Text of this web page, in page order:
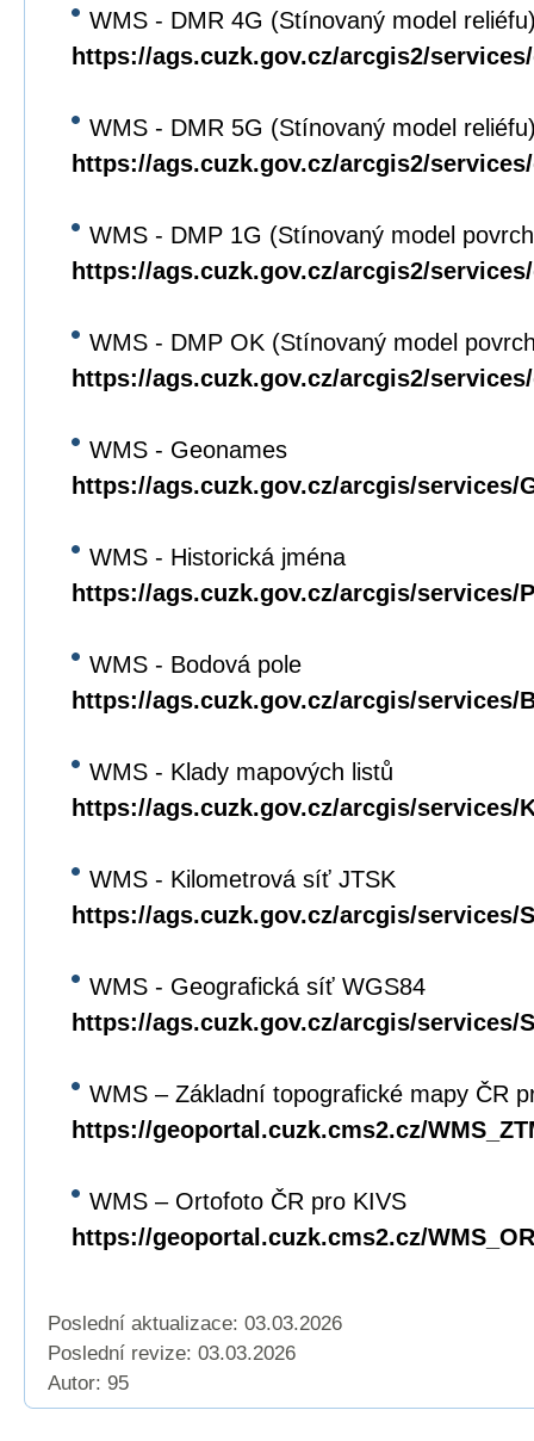
WMS - DMR 4G (Stínovaný model
https://ags.cuzk.gov.cz/arcgis2/
WMS - DMR 5G (Stínovaný model
https://ags.cuzk.gov.cz/arcgis2/
WMS - DMP 1G (Stínovaný model
https://ags.cuzk.gov.cz/arcgis2/
WMS - DMP OK (Stínovaný model
https://ags.cuzk.gov.cz/arcgis2/
WMS - Geonames
https://ags.cuzk.gov.cz/arcgis/services/
WMS - Historická jména
https://ags.cuzk.gov.cz/arcgis/services/
WMS - Bodová pole
https://ags.cuzk.gov.cz/arcgis/services/
WMS - Klady mapových listů
https://ags.cuzk.gov.cz/arcgis/services/
WMS - Kilometrová síť JTSK
https://ags.cuzk.gov.cz/arcgis/services/
WMS - Geografická síť WGS84
https://ags.cuzk.gov.cz/arcgis/services/
WMS – Základní topografické mapy ČR
https://geoportal.cuzk.cms2.cz/
WMS – Ortofoto ČR pro KIVS
https://geoportal.cuzk.cms2.cz/
Poslední aktualizace: 03.03.2026
Poslední revize: 03.03.2026
Autor: 95